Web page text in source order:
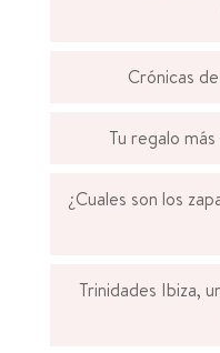
Crónicas
Tu regalo
¿Cuales son los
Trinidades Ibiza,